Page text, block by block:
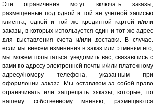
Эти ограничения могут включать заказы,
размещенные под одной и той же учетной записью
клиента, одной и той же кредитной картой и/или
заказы, в которых используется один и тот же адрес
для выставления счета и/или доставки. В случае,
если мы внесем изменения в заказ или отменим его,
мы можем попытаться уведомить вас, связавшись с
вами по адресу электронной почты и/или платежному
адресу/номеру телефона, указанным при
оформлении заказа. Мы оставляем за собой право
ограничивать или запрещать заказы, которые, по
нашему собственному мнению, размещаются